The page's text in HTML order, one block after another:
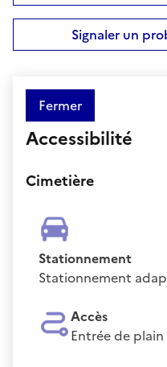
Signaler un
Fermer
Accessibilité
Cimetière
Stationnement
Stationnement
Accès
Entrée de